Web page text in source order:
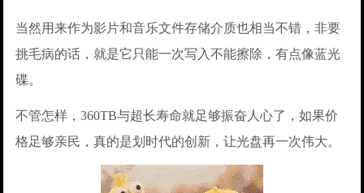
当然用来作为影片和音乐文件存储介质也相当不错，非要
挑毛病的话，就是它只能一次写入不能擦除，有点像蓝光
碟。
不管怎样，360TB与超长寿命就足够振奋人心了，如果价
格足够亲民，真的是划时代的创新，让光盘再一次伟大。